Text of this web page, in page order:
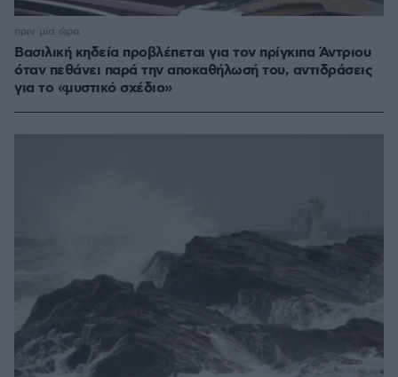
Βασιλική κηδεία προβλέπεται για τον πρίγκιπα Άντριου
όταν πεθάνει παρά την αποκαθήλωσή του, αντιδράσεις
για το «μυστικό σχέδιο»
πριν μία ώρα